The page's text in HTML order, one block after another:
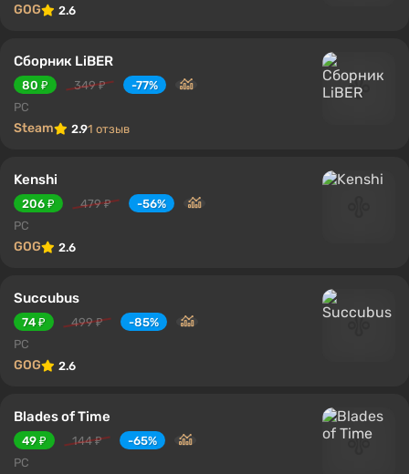
GOG 2.6
Сборник LiBER
80 ₽ 349 ₽
-77%
PC
Steam 2.91 отзыв
Kenshi
206 ₽ 479 ₽
-56%
PC
GOG 2.6
Succubus
74 ₽ 499 ₽
-85%
PC
GOG 2.6
Blades of Time
49 ₽ 144 ₽
-65%
PC